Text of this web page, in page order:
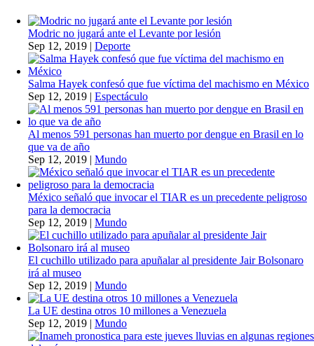
Modric no jugará ante el Levante por lesión
Sep 12, 2019 | Deporte
Salma Hayek confesó que fue víctima del machismo en México
Sep 12, 2019 | Espectáculo
Al menos 591 personas han muerto por dengue en Brasil en lo
que va de año
Sep 12, 2019 | Mundo
México señaló que invocar el TIAR es un precedente peligroso
para la democracia
Sep 12, 2019 | Mundo
El cuchillo utilizado para apuñalar al presidente Jair Bolsonaro
irá al museo
Sep 12, 2019 | Mundo
La UE destina otros 10 millones a Venezuela
Sep 12, 2019 | Mundo